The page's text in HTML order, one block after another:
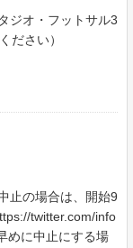
ジオ・フットサル3
ださい）
止の場合は、開始9
twitter.com/info
めに中止にする場